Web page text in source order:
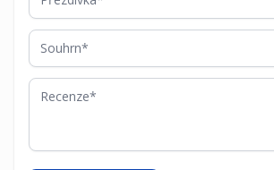
Souhrn
Recenze